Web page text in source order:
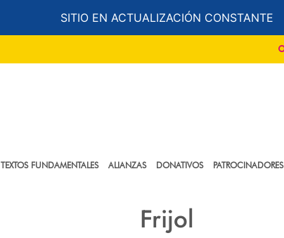
SITIO EN ACTUALIZACIÓN CONSTANTE
TEXTOS FUNDAMENTALES ALIANZAS DONATIVOS PATROCINADORES
Frijol